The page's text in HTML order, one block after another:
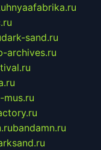
dark-sand.ru
archives.ru
mus.ru
bandamn.ru